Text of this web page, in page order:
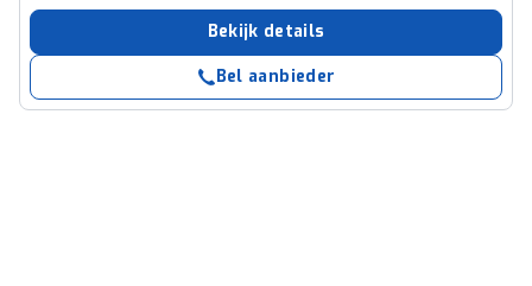
Bekijk details
Bel aanbieder